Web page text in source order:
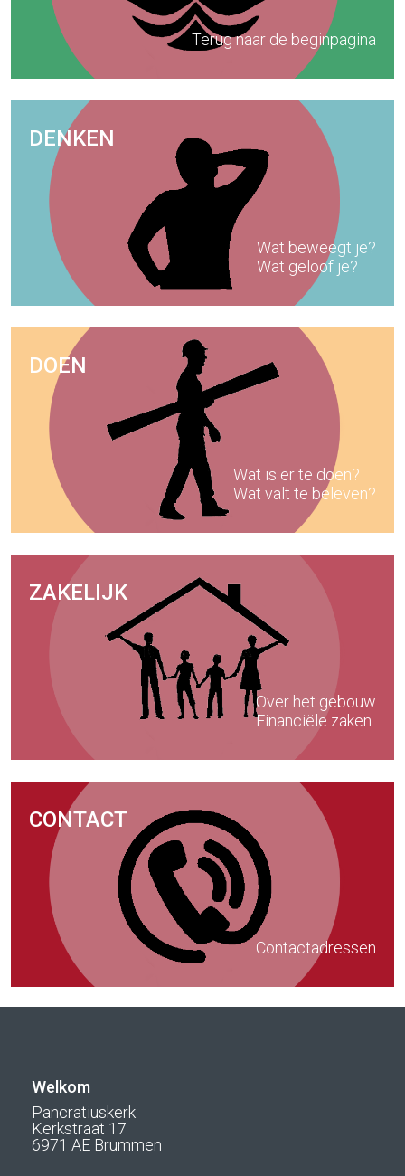
Terug naar de beginpagina
DENKEN
Wat beweegt je?
Wat geloof je?
DOEN
Wat is er te doen?
Wat valt te beleven?
ZAKELIJK
Over het gebouw
Financiële zaken
CONTACT
Contactadressen
Welkom
Pancratiuskerk
Kerkstraat 17
6971 AE Brummen